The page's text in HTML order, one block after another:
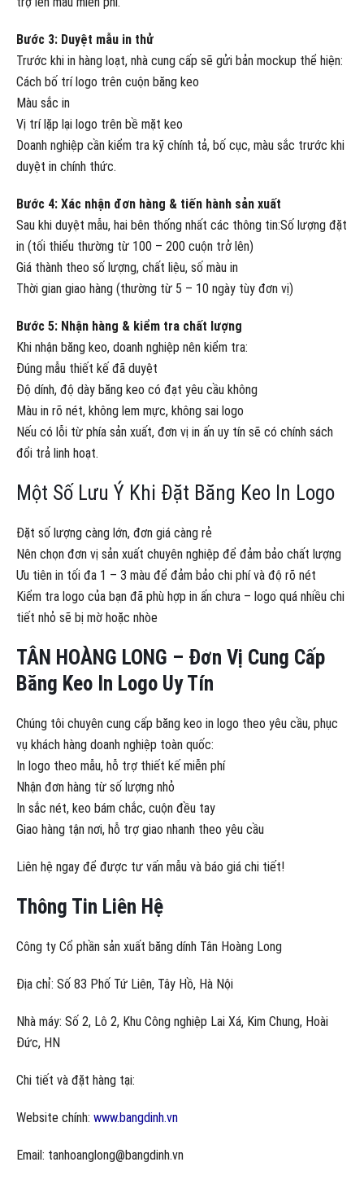
Bước 3: Duyệt mẫu in thử
Trước khi in hàng loạt, nhà cung cấp sẽ gửi bản mockup thể hiện:
Cách bố trí logo trên cuộn băng keo
Màu sắc in
Vị trí lặp lại logo trên bề mặt keo
Doanh nghiệp cần kiểm tra kỹ chính tả, bố cục, màu sắc trước khi
duyệt in chính thức.
Bước 4: Xác nhận đơn hàng & tiến hành sản xuất
Sau khi duyệt mẫu, hai bên thống nhất các thông tin:Số lượng đặt
in (tối thiểu thường từ 100 – 200 cuộn trở lên)
Giá thành theo số lượng, chất liệu, số màu in
Thời gian giao hàng (thường từ 5 – 10 ngày tùy đơn vị)
Bước 5: Nhận hàng & kiểm tra chất lượng
Khi nhận băng keo, doanh nghiệp nên kiểm tra:
Đúng mẫu thiết kế đã duyệt
Độ dính, độ dày băng keo có đạt yêu cầu không
Màu in rõ nét, không lem mực, không sai logo
Nếu có lỗi từ phía sản xuất, đơn vị in ấn uy tín sẽ có chính sách
đổi trả linh hoạt.
Một Số Lưu Ý Khi Đặt Băng Keo In Logo
Đặt số lượng càng lớn, đơn giá càng rẻ
Nên chọn đơn vị sản xuất chuyên nghiệp để đảm bảo chất lượng
Ưu tiên in tối đa 1 – 3 màu để đảm bảo chi phí và độ rõ nét
Kiểm tra logo của bạn đã phù hợp in ấn chưa – logo quá nhiều chi
tiết nhỏ sẽ bị mờ hoặc nhòe
TÂN HOÀNG LONG – Đơn Vị Cung Cấp
Băng Keo In Logo Uy Tín
Chúng tôi chuyên cung cấp băng keo in logo theo yêu cầu, phục
vụ khách hàng doanh nghiệp toàn quốc:
In logo theo mẫu, hỗ trợ thiết kế miễn phí
Nhận đơn hàng từ số lượng nhỏ
In sắc nét, keo bám chắc, cuộn đều tay
Giao hàng tận nơi, hỗ trợ giao nhanh theo yêu cầu
Liên hệ ngay để được tư vấn mẫu và báo giá chi tiết!
Thông Tin Liên Hệ
Công ty Cổ phần sản xuất băng dính Tân Hoàng Long
Địa chỉ: Số 83 Phố Tứ Liên, Tây Hồ, Hà Nội
Nhà máy: Số 2, Lô 2, Khu Công nghiệp Lai Xá, Kim Chung, Hoài
Đức, HN
Chi tiết và đặt hàng tại:
Website chính: www.bangdinh.vn
Email: tanhoanglong@bangdinh.vn